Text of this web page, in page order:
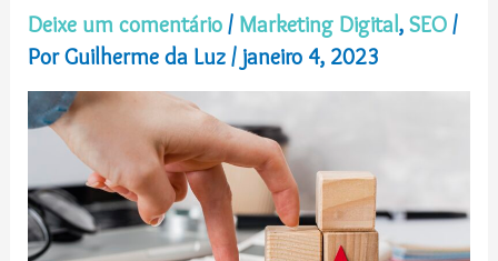
Deixe um comentário / Marketing Digital,SEO /
PorGuilherme da Luz/ janeiro 4, 2023